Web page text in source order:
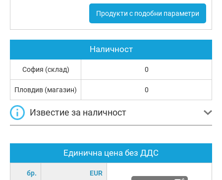
Продукти с подобни параметри
Единична цена без ДДС
бр. EUR
Наличност
София (склад) 0
Пловдив (магазин) 0
Известие за наличност